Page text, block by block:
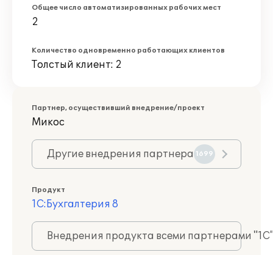
Общее число автоматизированных рабочих мест
2
Количество одновременно работающих клиентов
Толстый клиент: 2
Партнер, осуществивший внедрение/проект
Микос
Другие внедрения партнера 1699
Продукт
1С:Бухгалтерия 8
Внедрения продукта всеми партнерами